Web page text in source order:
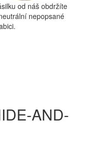
od náš obdržíte
nepopsané
AND-